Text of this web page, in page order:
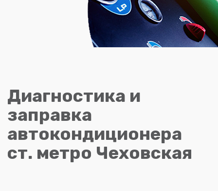
Диагностика и
заправка
автокондиционера
ст. метро Чеховская